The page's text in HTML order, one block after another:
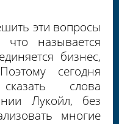
эти вопросы
называется
бизнес,
сегодня
слова
Лукойл, без
многие